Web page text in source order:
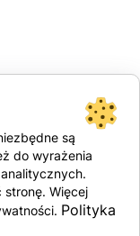
sa stroj
są
do wyrażenia
stronę. Więcej
Polityka